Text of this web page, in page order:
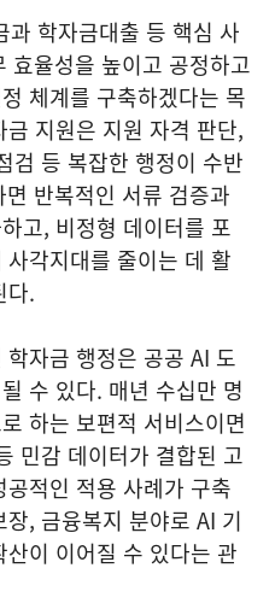
과 학자금대출 등 핵심 사
효율성을 높이고 공정하고
체계를 구축하겠다는 목
지원은 지원 자격 판단,
검 등 복잡한 행정이 수반
반복적인 서류 검증과
고, 비정형 데이터를 포
각지대를 줄이는 데 활
다.
자금 행정은 공공 AI 도
수 있다. 매년 수십만 명
하는 보편적 서비스이면
민감 데이터가 결합된 고
적인 적용 사례가 구축
, 금융복지 분야로 AI 기
이 이어질 수 있다는 관